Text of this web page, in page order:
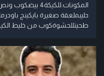
طحينللحشوةكوب من خليط